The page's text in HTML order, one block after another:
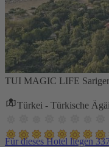
TUI MAGIC LIFE
Türkei - Türkische
Für dieses Hotel liegen